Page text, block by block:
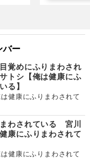
バー
覚めにふりまわされ
トシ【俺は健康にふ
る】
健康にふりまわされて
わされている 宮川
康にふりまわされて
健康にふりまわされて